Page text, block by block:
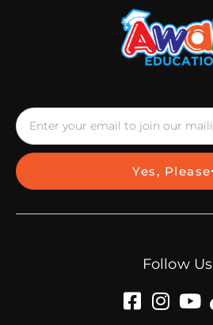
Yes, Please
Follow Us